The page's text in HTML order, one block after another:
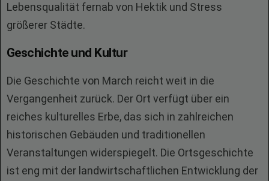
Lebensqualität fernab von Hektik und Stress
größerer Städte.
Geschichte und Kultur
Die Geschichte von March reicht weit in die
Vergangenheit zurück. Der Ort verfügt über ein
reiches kulturelles Erbe, das sich in zahlreichen
historischen Gebäuden und traditionellen
Veranstaltungen widerspiegelt. Die Ortsgeschichte
ist eng mit der landwirtschaftlichen Entwicklung der